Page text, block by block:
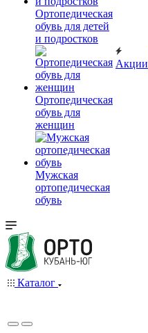
Ортопедическая
обувь для детей
и подростков
Ортопедическая
обувь для
женщин
Мужская
ортопедическая
обувь
Акции
Каталог